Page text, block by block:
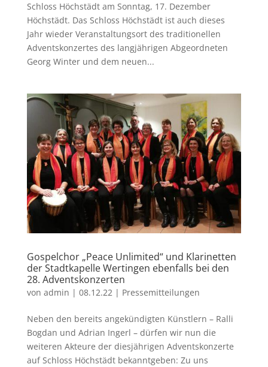
Schloss Höchstädt am Sonntag, 17. Dezember
Höchstädt. Das Schloss Höchstädt ist auch dieses
Jahr wieder Veranstaltungsort des traditionellen
Adventskonzertes des langjährigen Abgeordneten
Georg Winter und dem neuen...
Gospelchor „Peace Unlimited“ und Klarinetten
der Stadtkapelle Wertingen ebenfalls bei den
28. Adventskonzerten
von admin | 08.12.22 | Pressemitteilungen
Neben den bereits angekündigten Künstlern – Ralli
Bogdan und Adrian Ingerl – dürfen wir nun die
weiteren Akteure der diesjährigen Adventskonzerte
auf Schloss Höchstädt bekanntgeben: Zu uns